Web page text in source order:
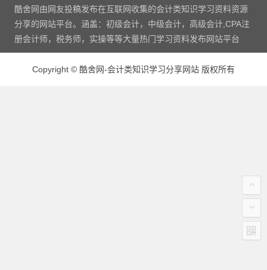
酷舍网由网友投稿发布在互联网收集的会计类知识学习资料资源
分享的网站平台。涵盖：初级会计，中级会计，高级会计,CPA注
册会计师，税务师，实操等等大量热门学习资料发布网站平台
Copyright © 酷舍网-会计类知识学习分享网站 版权所有